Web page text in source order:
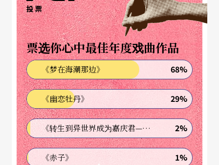
他只想到他自己？
皇室的婚姻不可以没有政治成分，时间己经还了黛
安娜王妃一个公道，初入宫门蜜月期刚过，她便活
在枕边人其实另有心上人的阴影里，那位第三者虽
说也不是单身，但无损「她」经常出现在丈夫与自
己身边，因为，查尔斯在回答传媒访问时极力否认
自己不忠，「我有很多的好朋友，她只是其中之
一，我们在很久的以后，也将继续是很好的朋
友。」这番答话，等于把黛安娜放在说谎者的位置
投票
票选你心中最佳年度戏曲作品
《梦在海潮那边》 68%
《幽恋牡丹》 29%
《转生到异世界成为嘉庆君—发现我的祖先是诈骗集团!?》 2%
《赤子》 1%